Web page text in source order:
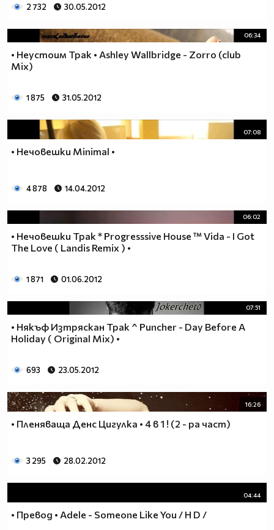
2 732 30.05.2012
06:34
• Неустоим Трак • Ashley Wallbridge - Zorro (club
Mix)
1 875 31.05.2012
07:08
• Нечовешки Minimal •
4 878 14.04.2012
06:02
• Нечовешки Трак * Progresssive House ™ Vida - I Got
The Love ( Landis Remix ) •
1 871 01.06.2012
07:51
• Някъф Изтряскан Трак ^ Puncher - Day Before A
Holiday ( Original Mix) •
693 23.05.2012
16:26
• Пленяваща Денс Цигулка • 4 в 1 ! (2 - ра част)
3 295 28.02.2012
04:44
• Превод • Adele - Someone Like You / H D /